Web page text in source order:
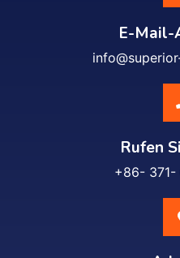
E-Mail-
Rufen
+86-